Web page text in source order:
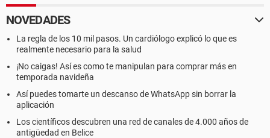
NOVEDADES
La regla de los 10 mil pasos. Un cardiólogo explicó lo que es
realmente necesario para la salud
¡No caigas! Así es como te manipulan para comprar más en
temporada navideña
Así puedes tomarte un descanso de WhatsApp sin borrar la
aplicación
Los científicos descubren una red de canales de 4.000 años de
antigüedad en Belice